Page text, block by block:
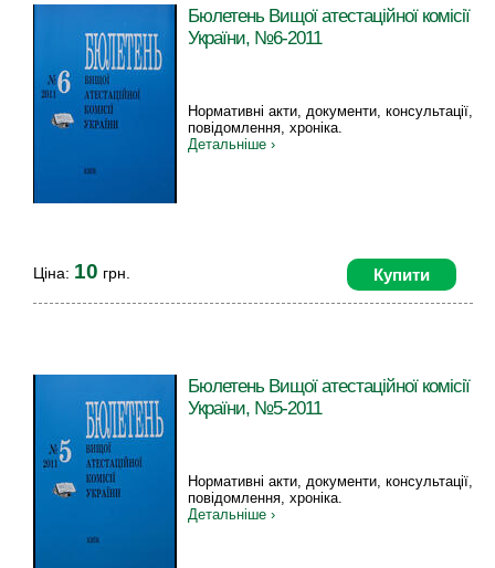
Бюлетень Вищої атестаційної комісії
України, №6-2011
Нормативні акти, документи, консультації,
повідомлення, хроніка.
Детальніше ›
Купити
Ціна: 10 грн.
Бюлетень Вищої атестаційної комісії
України, №5-2011
Нормативні акти, документи, консультації,
повідомлення, хроніка.
Детальніше ›